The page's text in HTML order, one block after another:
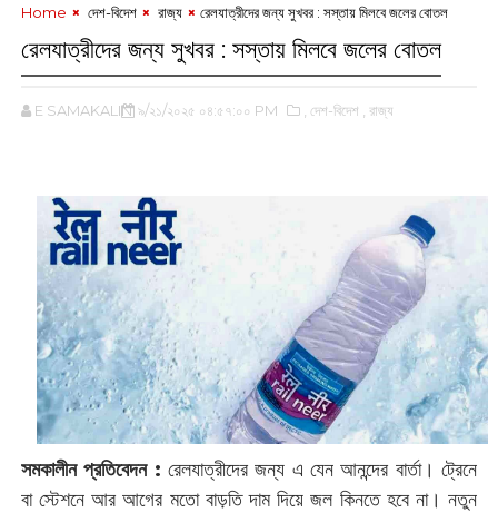
Home ‌ দেশ-বিদেশ ‌ রাজ্য রেলযাত্রীদের জন্য সুখবর : সস্তায় মিলবে ‌জলের বোতল
রেলযাত্রীদের জন্য সুখবর : সস্তায় মিলবে ‌জলের বোতল
E SAMAKALIN ৯/২১/২০২৫ ০৪:৫৭:০০ PM ,‌ দেশ-বিদেশ ,‌ রাজ্য
সমকালীন প্রতিবেদন : রেলযাত্রীদের জন্য এ যেন আনন্দের বার্তা। ট্রেনে
বা স্টেশনে আর আগের মতো বাড়তি দাম দিয়ে জল কিনতে হবে না। নতুন